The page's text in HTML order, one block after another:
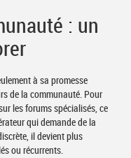
: un
à sa promesse
de la communauté. Pour
les forums spécialisés, ce
qui demande de la
il devient plus
ou récurrents.